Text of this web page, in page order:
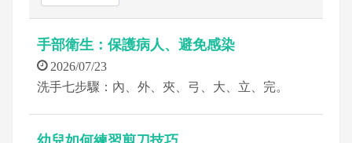
手部衛生：保護病人、避免感染
2026/07/23
洗手七步驟：內、外、夾、弓、大、立、完。